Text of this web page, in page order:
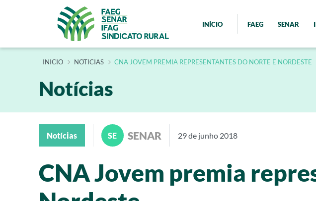
INÍCIO FAEG SENAR
INÍCIO NOTICIAS CNA JOVEM PREMIA REPRESENTANTES DO NORTE E NORDESTE
Notícias
Notícias SE SENAR 29 de junho 2018
CNA Jovem premia